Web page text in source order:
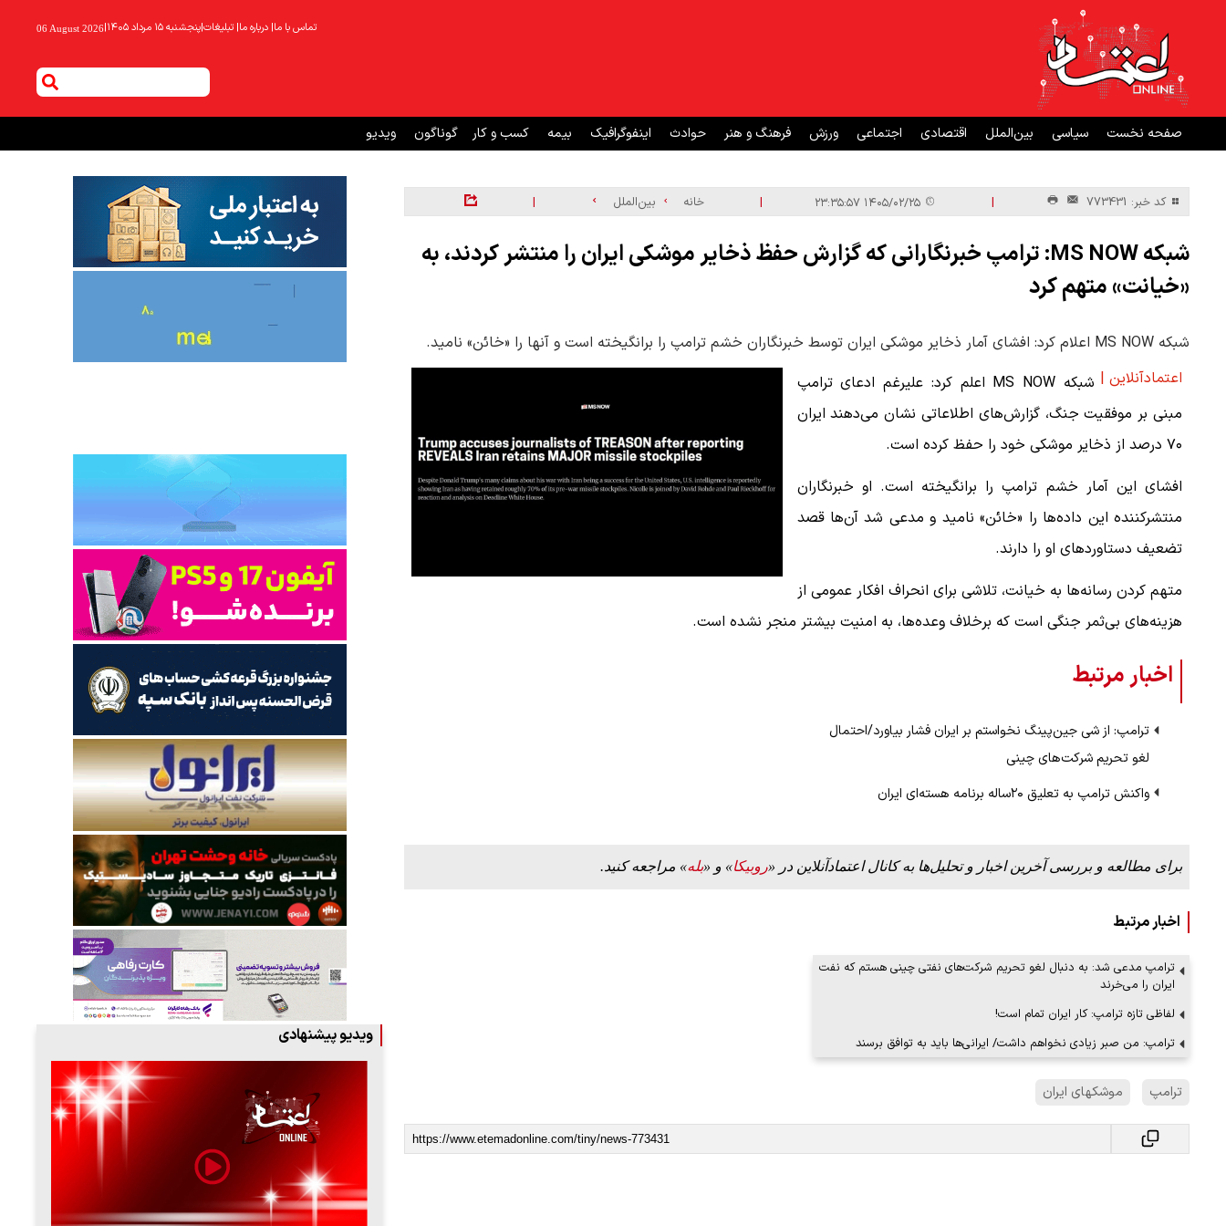
تماس با ما| درباره ما| تبلیغات|پنجشنبه ۱۵ مرداد ۱۴۰۵ |
06 August 2026
صفحه نخست سیاسی بین‌الملل اقتصادی اجتماعی ورزش فرهنگ و هنر حوادث اینفوگرافیک بیمه کسب و کار گوناگون ویدیو
کد خبر: 773431 |
| خانه بین‌الملل |
شبکه MS NOW: ترامپ خبرنگارانی که گزارش حفظ ذخایر موشکی ایران را منتشر کردند، به
«خیانت» متهم کرد
شبکه MS NOW اعلام کرد: افشای آمار ذخایر موشکی ایران توسط خبرنگاران خشم ترامپ را برانگیخته است و آنها را «خائن» نامید.
اعتمادآنلاین |
شبکه MS NOW اعلم کرد: علیرغم ادعای ترامپ
مبنی بر موفقیت جنگ، گزارش‌های اطلاعاتی نشان می‌دهند ایران
۷۰ درصد از ذخایر موشکی خود را حفظ کرده است.
افشای این آمار خشم ترامپ را برانگیخته است. او خبرنگاران
منتشرکننده این داده‌ها را «خائن» نامید و مدعی شد آن‌ها قصد
تضعیف دستاوردهای او را دارند.
متهم کردن رسانه‌ها به خیانت، تلاشی برای انحراف افکار عمومی از
هزینه‌های بی‌ثمر جنگی است که برخلاف وعده‌ها، به امنیت بیشتر منجر نشده است.
اخبار مرتبط
ترامپ: از شی جین‌پینگ نخواستم بر ایران فشار بیاورد/احتمال
لغو تحریم شرکت‌های چینی
واکنش ترامپ به تعلیق ۲۰ساله برنامه هسته‌ای ایران
برای مطالعه و بررسی آخرین اخبار و تحلیل‌ها به کانال اعتمادآنلاین در «روبیکا» و «بله» مراجعه کنید.
اخبار مرتبط
ترامپ مدعی شد: به دنبال لغو تحریم‌ شرکت‌های نفتی چینی هستم که نفت
ایران را می‌خرند
لفاظی تازه ترامپ: کار ایران تمام است!
ترامپ: من صبر زیادی نخواهم داشت/ ایرانی‌ها باید به توافق برسند
ترامپ موشکهای ایران
ویدیو پیشنهادی